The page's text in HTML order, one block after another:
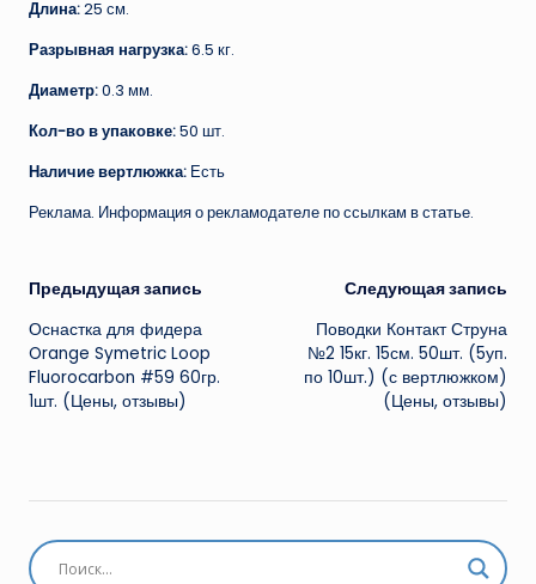
Длина:25 см.
Разрывная нагрузка:6.5 кг.
Диаметр:0.3 мм.
Кол-во в упаковке:50 шт.
Наличие вертлюжка: Есть
Реклама. Информация о рекламодателе по ссылкам в статье.
Навигация
записи
Предыдущая запись
Оснастка для фидера
Orange Symetric Loop
Fluorocarbon #59 60гр.
1шт. (Цены, отзывы)
Следующая запись
Поводки Контакт Струна
№2 15кг. 15см. 50шт. (5уп.
по 10шт.) (с вертлюжком)
(Цены, отзывы)